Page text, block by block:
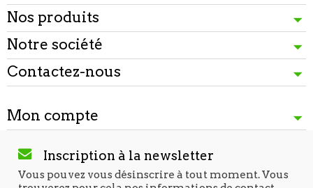
Nos produits
Notre société
Contactez-nous
Mon compte
Inscription à la newsletter
Vous pouvez vous désinscrire à tout moment. Vous